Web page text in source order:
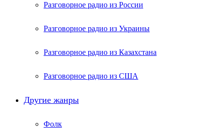
Разговорное радио из России
Разговорное радио из Украины
Разговорное радио из Казахстана
Разговорное радио из США
Другие жанры
Фолк